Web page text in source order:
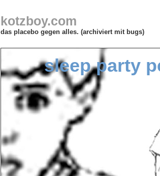
kotzboy.com
das placebo gegen alles. (archiviert mit bugs)
sleep party